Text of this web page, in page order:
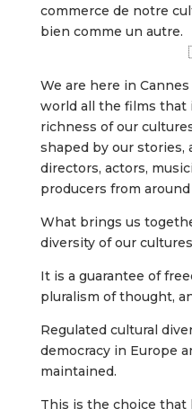
commerce de notre
bien comme un autre.
We are here in
world all the films that
richness of our
shaped by our
directors, actors,
producers from
What brings us
diversity of our
It is a guarantee of
pluralism of thought,
Regulated cultural
democracy in Europe
maintained.
This is the choice that